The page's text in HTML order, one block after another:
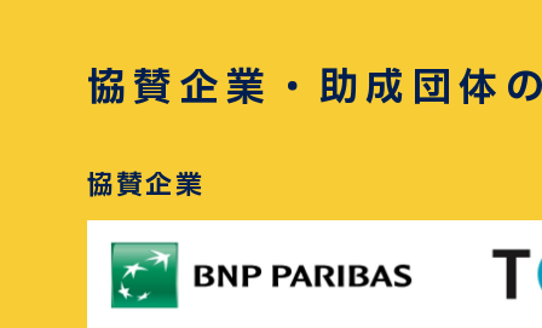
協賛企業・助成団体
協賛企業